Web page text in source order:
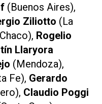
(Buenos Aires),
Ziliotto (La
Rogelio
Llaryora
(Mendoza),
Fe), Gerardo
Claudio Poggi